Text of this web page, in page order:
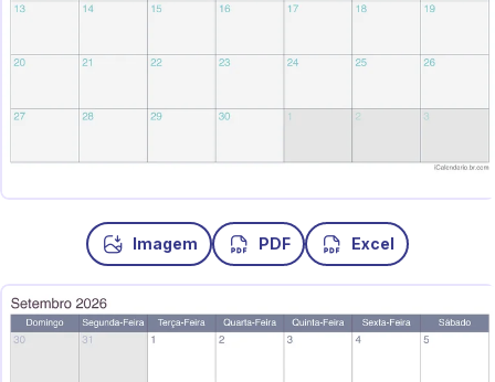
Imagem PDF Excel